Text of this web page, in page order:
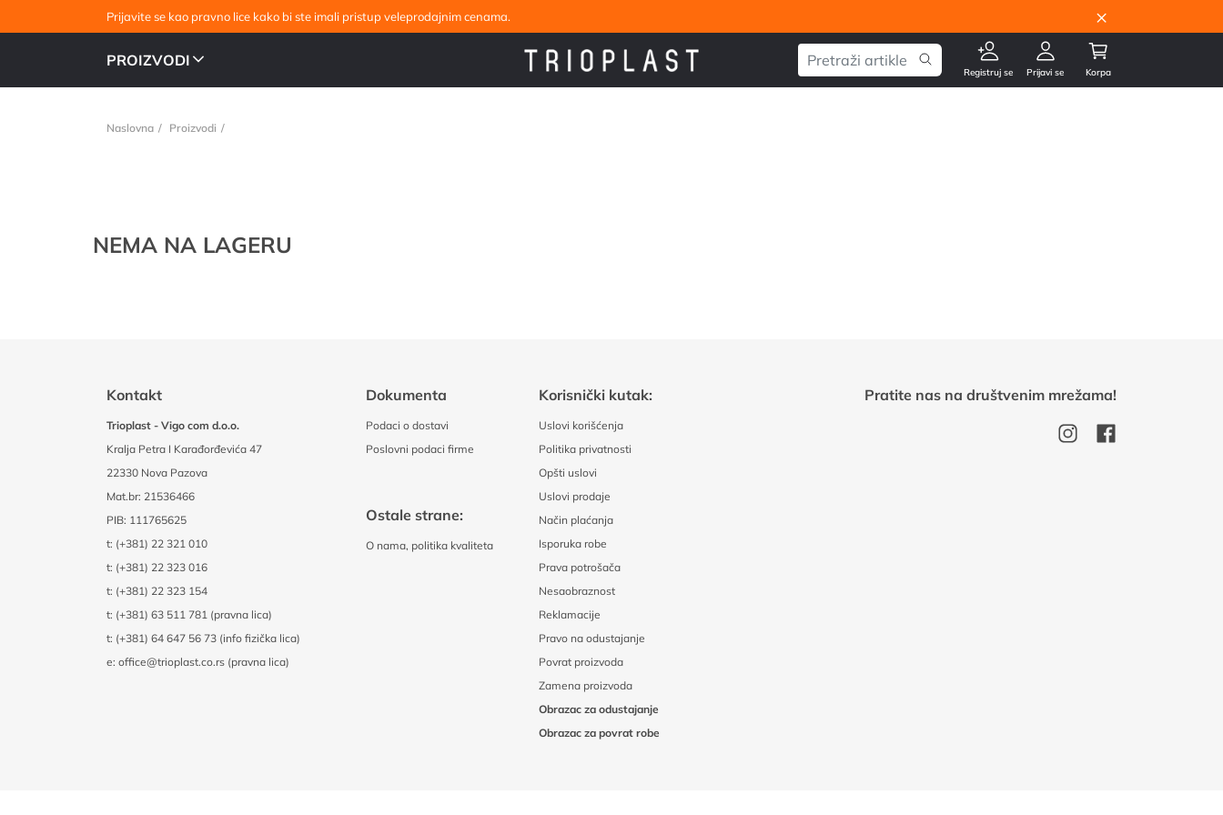
Prijavite se kao pravno lice kako bi ste imali pristup veleprodajnim cenama. ×
PROIZVODI
Registruj se Prijavi se Korpa
Naslovna Proizvodi
NEMA NA LAGERU
Kontakt
Trioplast - Vigo com d.o.o.
Kralja Petra I Karađorđevića 47
22330 Nova Pazova
Mat.br: 21536466
PIB: 111765625
t: (+381) 22 321 010
t: (+381) 22 323 016
t: (+381) 22 323 154
t: (+381) 63 511 781 (pravna lica)
t: (+381) 64 647 56 73 (info fizička lica)
e: office@trioplast.co.rs (pravna lica)
Dokumenta
Podaci o dostavi
Poslovni podaci firme
Ostale strane:
O nama, politika kvaliteta
Korisnički kutak:
Uslovi korišćenja
Politika privatnosti
Opšti uslovi
Uslovi prodaje
Način plaćanja
Isporuka robe
Prava potrošača
Nesaobraznost
Reklamacije
Pravo na odustajanje
Povrat proizvoda
Zamena proizvoda
Obrazac za odustajanje
Obrazac za povrat robe
Pratite nas na društvenim mrežama!